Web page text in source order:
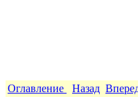
Оглавление Назад